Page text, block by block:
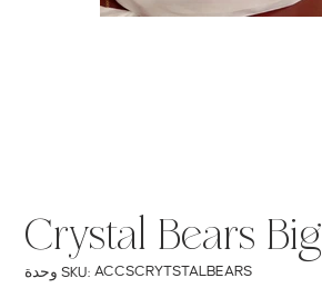
Crystal Bears Big
وحدة SKU: SKU
ACCSCRYTSTALBEARS
ACCSCRYTSTALBEARS